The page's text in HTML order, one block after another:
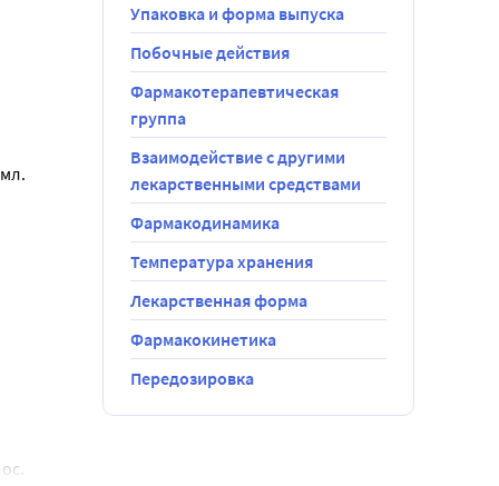
в
период
Упаковка и форма выпуска
Побочные действия
Фармакотерапевтическая
группа
Взаимодействие с другими
лекарственными средствами
Фармакодинамика
Температура хранения
Лекарственная форма
Фармакокинетика
Передозировка